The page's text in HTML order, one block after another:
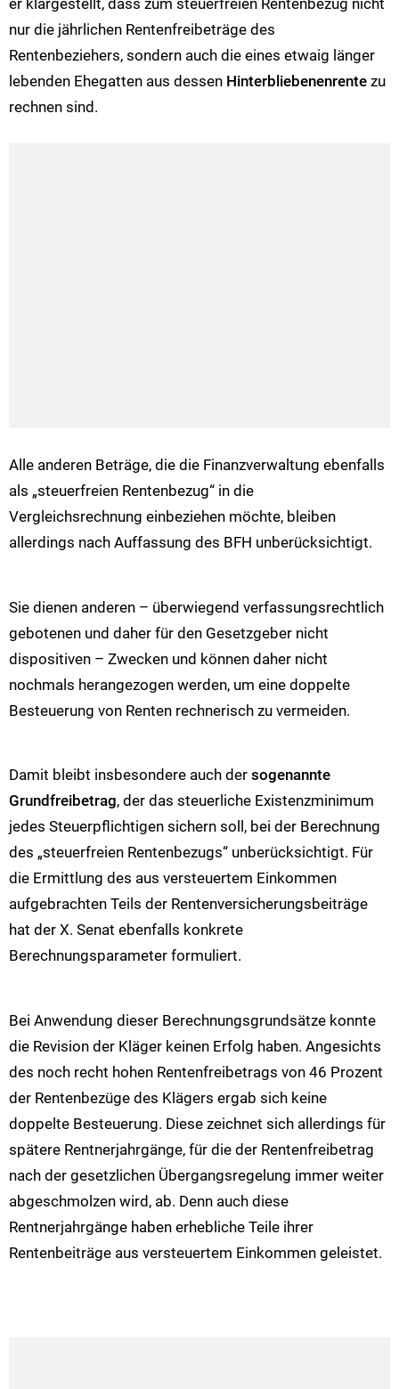
nur die jährlichen Rentenfreibeträge des
Rentenbeziehers, sondern auch die eines etwaig länger
lebenden Ehegatten aus dessen Hinterbliebenenrente zu
rechnen sind.
Alle anderen Beträge, die die Finanzverwaltung ebenfalls
als „steuerfreien Rentenbezug“ in die
Vergleichsrechnung einbeziehen möchte, bleiben
allerdings nach Auffassung des BFH unberücksichtigt.
Sie dienen anderen – überwiegend verfassungsrechtlich
gebotenen und daher für den Gesetzgeber nicht
dispositiven – Zwecken und können daher nicht
nochmals herangezogen werden, um eine doppelte
Besteuerung von Renten rechnerisch zu vermeiden.
Damit bleibt insbesondere auch der sogenannte
Grundfreibetrag, der das steuerliche Existenzminimum
jedes Steuerpflichtigen sichern soll, bei der Berechnung
des „steuerfreien Rentenbezugs“ unberücksichtigt. Für
die Ermittlung des aus versteuertem Einkommen
aufgebrachten Teils der Rentenversicherungsbeiträge
hat der X. Senat ebenfalls konkrete
Berechnungsparameter formuliert.
Bei Anwendung dieser Berechnungsgrundsätze konnte
die Revision der Kläger keinen Erfolg haben. Angesichts
des noch recht hohen Rentenfreibetrags von 46 Prozent
der Rentenbezüge des Klägers ergab sich keine
doppelte Besteuerung. Diese zeichnet sich allerdings für
spätere Rentnerjahrgänge, für die der Rentenfreibetrag
nach der gesetzlichen Übergangsregelung immer weiter
abgeschmolzen wird, ab. Denn auch diese
Rentnerjahrgänge haben erhebliche Teile ihrer
Rentenbeiträge aus versteuertem Einkommen geleistet.